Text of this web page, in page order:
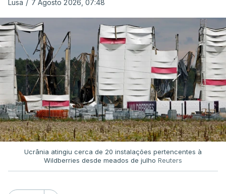
Lusa / 7 Agosto 2026, 07:48
Ucrânia atingiu cerca de 20 instalações pertencentes à
Wildberries desde meados de julho Reuters